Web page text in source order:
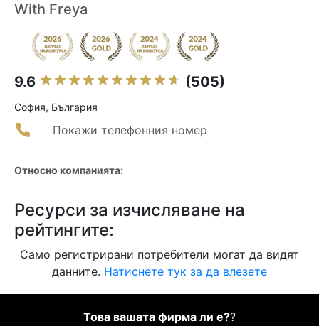
With Freya
9.6 (505)
София, България
Покажи телефонния номер
Относно компанията:
Ресурси за изчисляване на
рейтингите:
Само регистрирани потребители могат да видят
данните. Натиснете тук за да влезете
Това вашата фирма ли е??